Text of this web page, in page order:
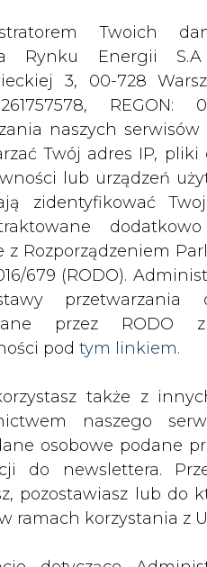
przetwarzania
przez RODO
pod
tym linkiem.
także z
naszego
osobowe podane
do newslettera.
pozostawiasz lub do
ramach korzystania z
dotyczące
a także cele i
informacje
w Polityce
(
tym linkiem
).
usług mogą być
różnych podstawach.
że w związku z
przysługuje Ci
wszystkim prawo do
wobec
z lawiną
OZE i
wsparcia dla
ale
stać się
wiele wyzwań,
oraz
Jacek
ciepłowniczego -